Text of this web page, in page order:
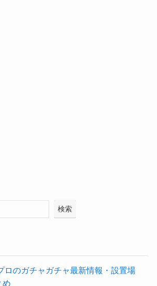
検索
ロのガチャガチャ最新情報・設置場
め